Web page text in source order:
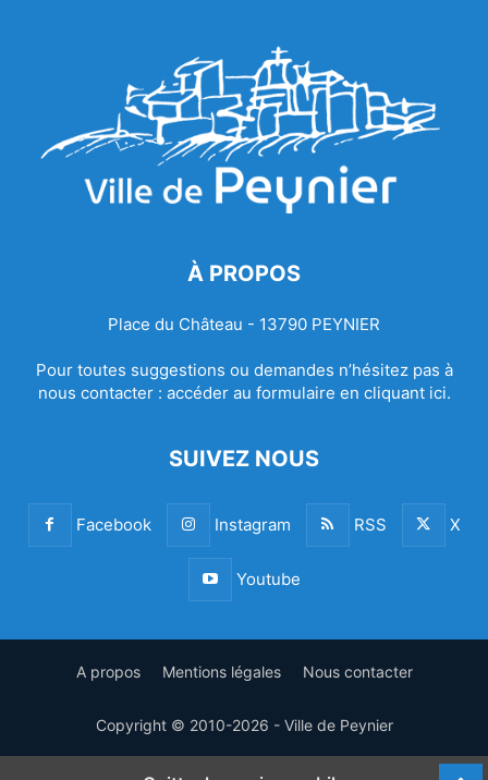
À PROPOS
Place du Château - 13790 PEYNIER
Pour toutes suggestions ou demandes n’hésitez pas à
nous contacter : accéder au formulaire en cliquant ici.
SUIVEZ NOUS
Facebook Instagram RSS X
Youtube
A propos Mentions légales Nous contacter
Copyright © 2010-2026 - Ville de Peynier